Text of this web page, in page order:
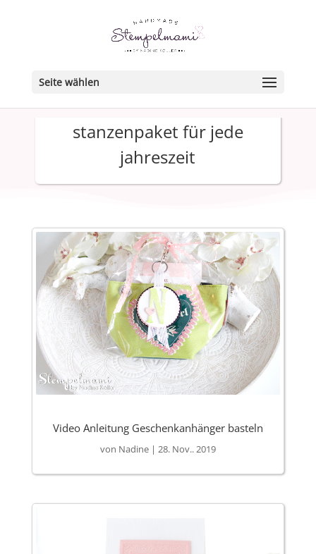
Seite wählen
stanzenpaket für jede
jahreszeit
Video Anleitung Geschenkanhänger basteln
von Nadine| 28. Nov.. 2019